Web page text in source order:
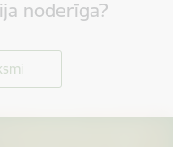
noderīga?